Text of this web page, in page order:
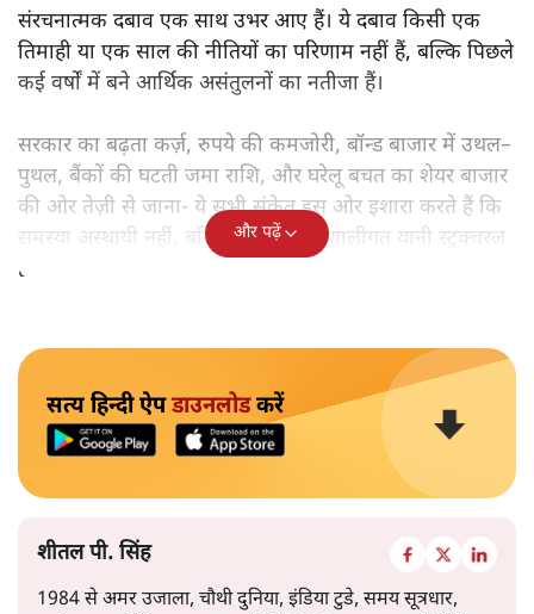
संरचनात्मक दबाव एक साथ उभर आए हैं। ये दबाव किसी एक
तिमाही या एक साल की नीतियों का परिणाम नहीं हैं, बल्कि पिछले
कई वर्षों में बने आर्थिक असंतुलनों का नतीजा हैं।
सरकार का बढ़ता कर्ज़, रुपये की कमजोरी, बॉन्ड बाजार में उथल–
पुथल, बैंकों की घटती जमा राशि, और घरेलू बचत का शेयर बाजार
की ओर तेज़ी से जाना- ये सभी संकेत इस ओर इशारा करते हैं कि
समस्या अस्थायी नहीं, बल्कि गहरी और प्रणालीगत यानी स्ट्रक्चरल
है।
और पढ़ें
सत्य हिन्दी ऐपडाउनलोडकरें
शीतल पी. सिंह
1984 से अमर उजाला, चौथी दुनिया, इंडिया टुडे, समय सूत्रधार,